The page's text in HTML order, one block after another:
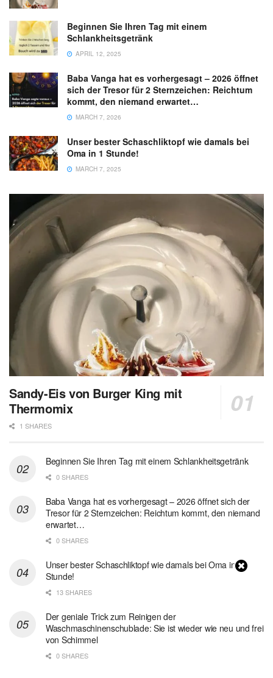
Beginnen Sie Ihren Tag mit einem
Schlankheitsgetränk
APRIL 12, 2025
Baba Vanga hat es vorhergesagt – 2026 öffnet
sich der Tresor für 2 Sternzeichen: Reichtum
kommt, den niemand erwartet…
MARCH 7, 2026
Unser bester Schaschliktopf wie damals bei
Oma in 1 Stunde!
MARCH 7, 2025
Sandy-Eis von Burger King mit
Thermomix
1 SHARES
Beginnen Sie Ihren Tag mit einem Schlankheitsgetränk
0 SHARES
Baba Vanga hat es vorhergesagt – 2026 öffnet sich der
Tresor für 2 Sternzeichen: Reichtum kommt, den niemand
erwartet…
0 SHARES
Unser bester Schaschliktopf wie damals bei Oma in 1
Stunde!
13 SHARES
Der geniale Trick zum Reinigen der
Waschmaschinenschublade: Sie ist wieder wie neu und frei
von Schimmel
0 SHARES